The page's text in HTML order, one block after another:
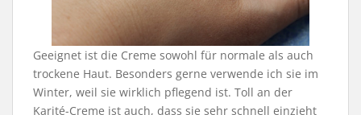
Geeignet ist die Creme sowohl für normale als auch
trockene Haut. Besonders gerne verwende ich sie im
Winter, weil sie wirklich pflegend ist. Toll an der
Karité-Creme ist auch, dass sie sehr schnell einzieht